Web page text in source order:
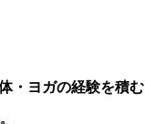
・ヨガの経験を積む